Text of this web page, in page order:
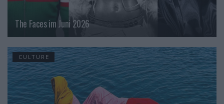
The Faces im Juni 2026
CULTURE